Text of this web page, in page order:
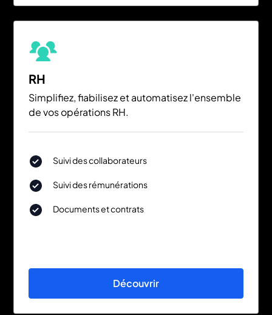
RH
Simplifiez, fiabilisez et automatisez l'ensemble
de vos opérations RH.
Suivi des collaborateurs
Suivi des rémunérations
Documents et contrats
Découvrir